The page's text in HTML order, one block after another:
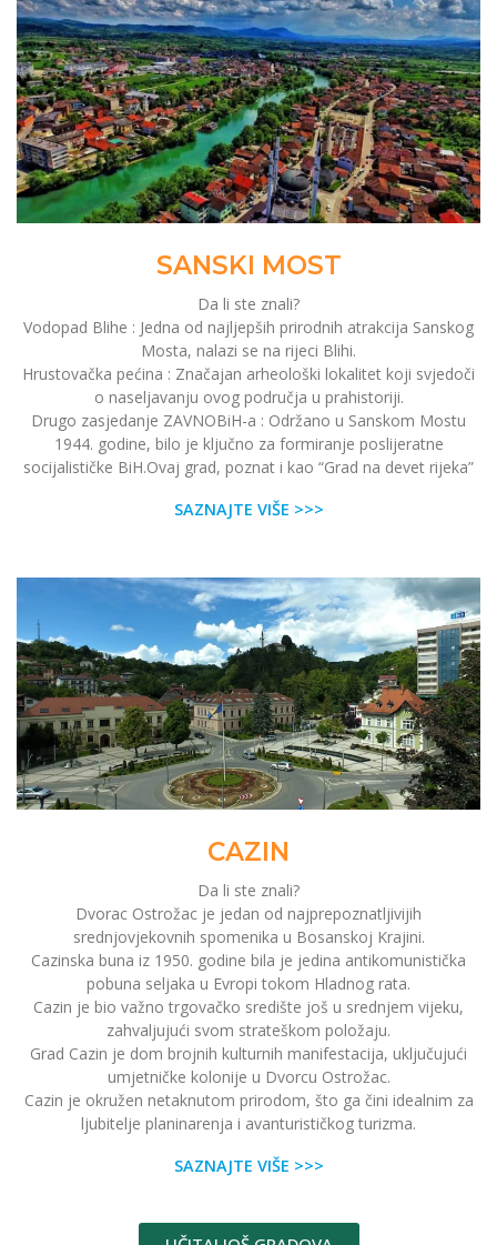
SANSKI MOST
Da li ste znali?
Vodopad Blihe : Jedna od najljepših prirodnih atrakcija Sanskog
Mosta, nalazi se na rijeci Blihi.
Hrustovačka pećina : Značajan arheološki lokalitet koji svjedoči
o naseljavanju ovog područja u prahistoriji.
Drugo zasjedanje ZAVNOBiH-a : Održano u Sanskom Mostu
1944. godine, bilo je ključno za formiranje poslijeratne
socijalističke BiH.Ovaj grad, poznat i kao “Grad na devet rijeka”
SAZNAJTE VIŠE >>>
CAZIN
Da li ste znali?
Dvorac Ostrožac je jedan od najprepoznatljivijih
srednjovjekovnih spomenika u Bosanskoj Krajini.
Cazinska buna iz 1950. godine bila je jedina antikomunistička
pobuna seljaka u Evropi tokom Hladnog rata.
Cazin je bio važno trgovačko središte još u srednjem vijeku,
zahvaljujući svom strateškom položaju.
Grad Cazin je dom brojnih kulturnih manifestacija, uključujući
umjetničke kolonije u Dvorcu Ostrožac.
Cazin je okružen netaknutom prirodom, što ga čini idealnim za
ljubitelje planinarenja i avanturističkog turizma.
SAZNAJTE VIŠE >>>